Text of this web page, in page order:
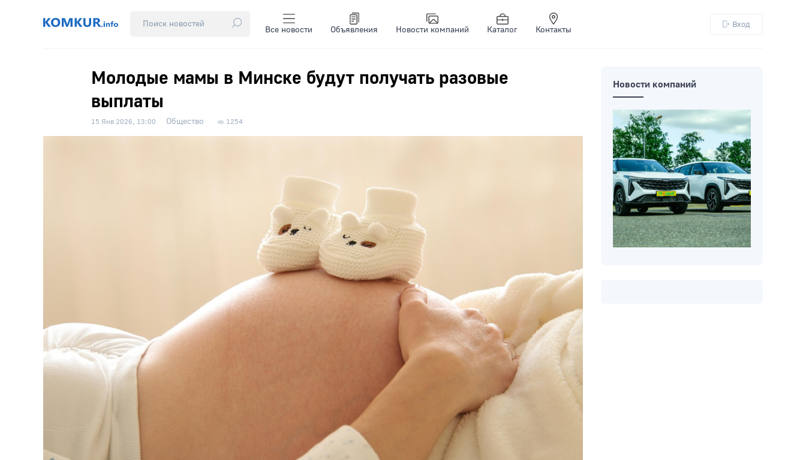
Все новости Объявления Новости компаний Каталог Контакты
Вход
Молодые мамы в Минске будут получать разовые
выплаты
15 Янв 2026, 13:00 Общество 1254
Новости компаний